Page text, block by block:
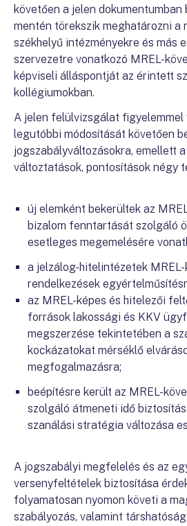
követően a jelen
mentén törekszik meghatározni a
székhelyű intézményekre és más
szervezetre vonatkozó MREL-
képviseli álláspontját az érintett
kollégiumokban.
A jelen felülvizsgálat figyelemmel
legutóbbi módosítását követően
jogszabályváltozásokra, emellett
változtatások, pontosítások négy
új elemként bekerültek az
bizalom fenntartását szolgáló
esetleges megemelésére
a jelzálog-hitelintézetek
rendelkezések
az MREL-képes és hitelezői
források lakossági és KKV
megszerzése tekintetében a
kockázatokat mérséklő
megfogalmazásra;
beépítésre került az MREL-
szolgáló átmeneti idő
szanálási stratégia változása
A jogszabályi megfelelés és az
versenyfeltételek biztosítása
folyamatosan nyomon követi a
szabályozás, valamint